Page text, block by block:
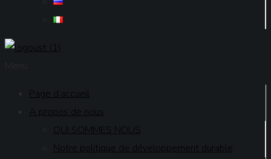
Page d’accueil
A propos de nous
QUI SOMMES NOUS
Notre politique de développement durable